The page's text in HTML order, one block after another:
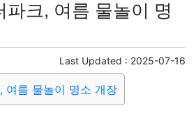
방송 일상 주식 암호화폐
반려동물 패션 미용
리 상품리뷰 원예
파크, 여름 물놀이 명
Last Updated : 2025-07-16
여름 물놀이 명소 개장